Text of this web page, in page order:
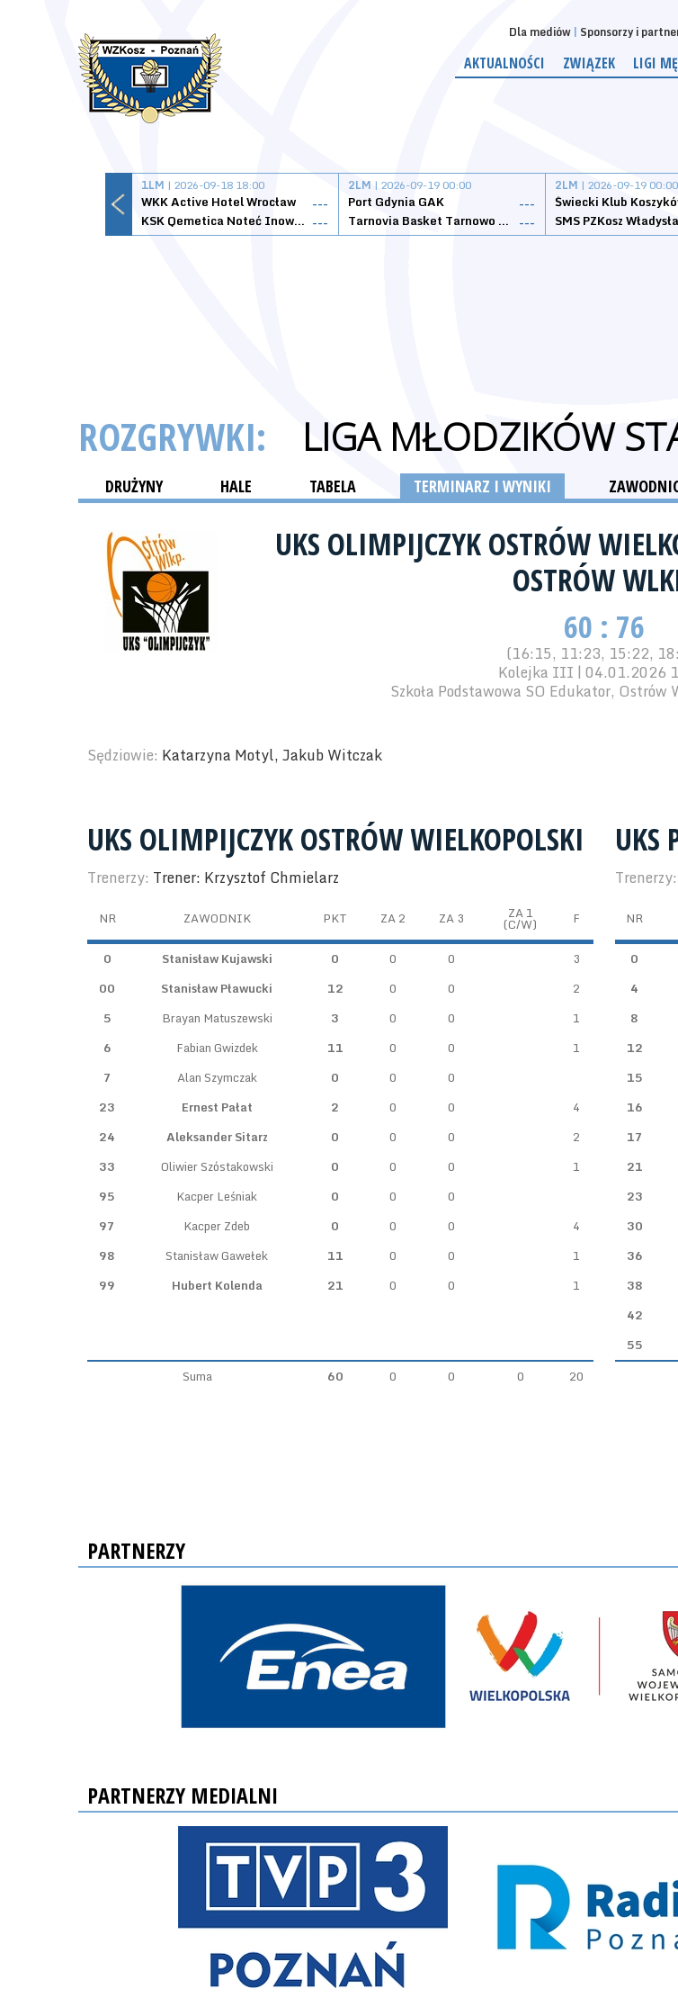
Dla mediów Sponsorzy i
AKTUALNOŚCI ZWIĄZEK LIGI
1LM | 2026-09-18 18:00
WKK Active Hotel Wrocław
---
KSK Qemetica Noteć Inowrocław ---
2LM | 2026-09-19 00:00
Port Gdynia GAK
---
Tarnovia Basket Tarnowo Podgórne ---
2LM | 2026-09-19 00:00
Świecki Klub
SMS PZKosz
ROZGRYWKI: LIGA MŁODZIKÓW
DRUŻYNY HALE TABELA TERMINARZ I WYNIKI
UKS OLIMPIJCZYK OSTRÓW
OSTRÓW
60 : 76
(16:15, 11:23, 15:22,
Kolejka III | 04.01.2026
Szkoła Podstawowa SO Edukator,
Sędziowie: Katarzyna Motyl, Jakub Witczak
UKS OLIMPIJCZYK OSTRÓW WIELKOPOLSKI
Trenerzy: Trener: Krzysztof Chmielarz
NR ZAWODNIK PKT ZA 2 ZA 3 ZA 1
(C/W) F
0 Stanisław Kujawski 0 0 0
3
00
Stanisław Pławucki 12 0 0
2
5
Brayan Matuszewski 3 0 0
1
6
Fabian Gwizdek 11 0 0
1
7
Alan Szymczak 0 0
0
23
Ernest Pałat 2 0 0
4
24
Aleksander Sitarz 0 0 0
2
33
Oliwier Szóstakowski 0 0 0
1
95
Kacper Leśniak 0 0
0
97
Kacper Zdeb 0 0 0
4
98
Stanisław Gawełek 11 0 0
1
99
Hubert Kolenda 21 0 0 1
Suma 60 0 0 0 20
UKS
Trenerzy:
NR
0
4
8
12
15
16
17
21
23
30
36
38
42
55
PARTNERZY
PARTNERZY MEDIALNI